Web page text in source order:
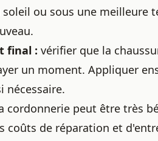
ou sous une meilleure
final : vérifier que la
un moment. Appliquer
nécessaire.
cordonnerie peut être très
coûts de réparation et